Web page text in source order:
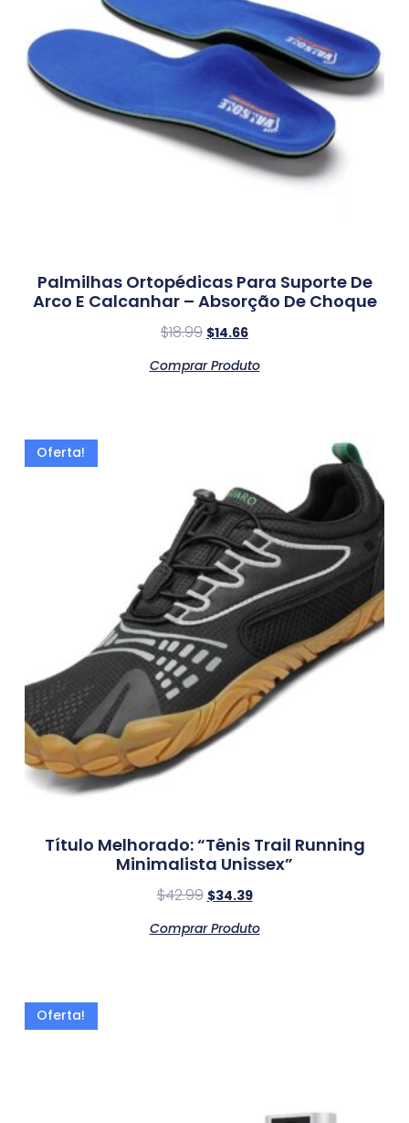
Palmilhas Ortopédicas Para Suporte De
Arco E Calcanhar – Absorção De Choque
$18.99 $14.66
Comprar Produto
Oferta!
Título Melhorado: “Tênis Trail Running
Minimalista Unissex”
$42.99 $34.39
Comprar Produto
Oferta!